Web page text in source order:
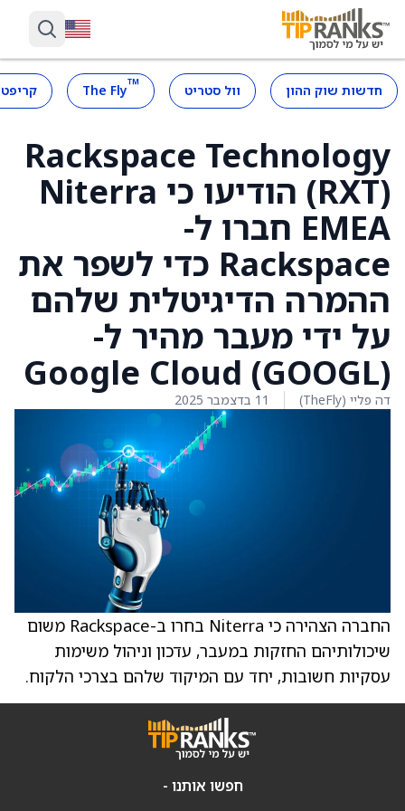
חדשות שוק ההון וול סטריט ™
The Fly
Rackspace Technology
(RXT) הודיעו כי Niterra
EMEA חברו ל-
Rackspace כדי לשפר את
ההמרה הדיגיטלית שלהם
על ידי מעבר מהיר ל-
Google Cloud (GOOGL)
דה פליי (TheFly) 11 בדצמבר 2025
החברה הצהירה כי Niterra בחרו ב-Rackspace משום
שיכולותיהם החזקות במעבר, עדכון וניהול משימות
עסקיות חשובות, יחד עם המיקוד שלהם בצרכי הלקוח.
חפשו אותנו -